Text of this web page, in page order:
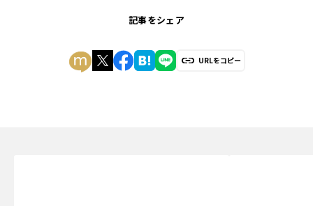
記事をシェア
URLをコピー